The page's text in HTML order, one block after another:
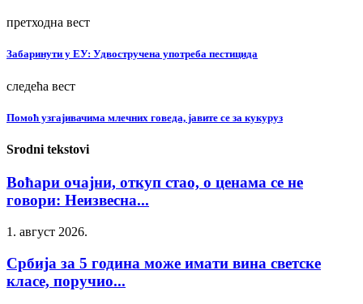
претходна вест
Забаринути у ЕУ: Удвостручена употреба пестицида
следећа вест
Помоћ узгајивачима млечних говеда, јавите се за кукуруз
Srodni tekstovi
Воћари очајни, откуп стао, о ценама се не
говори: Неизвесна...
1. август 2026.
Србија за 5 година може имати вина светске
класе, поручио...